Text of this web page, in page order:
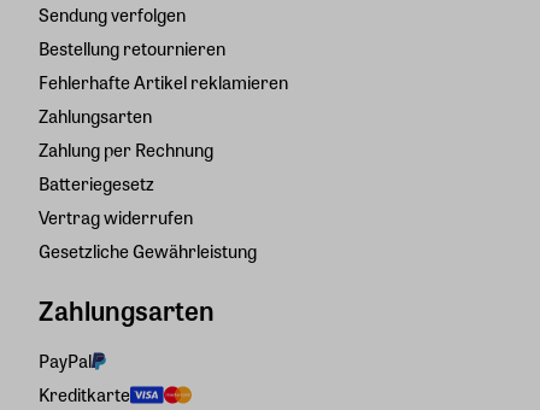
Sendung verfolgen
Bestellung retournieren
Fehlerhafte Artikel reklamieren
Zahlungsarten
Zahlung per Rechnung
Batteriegesetz
Vertrag widerrufen
Gesetzliche Gewährleistung
Zahlungsarten
PayPal
Kreditkarte